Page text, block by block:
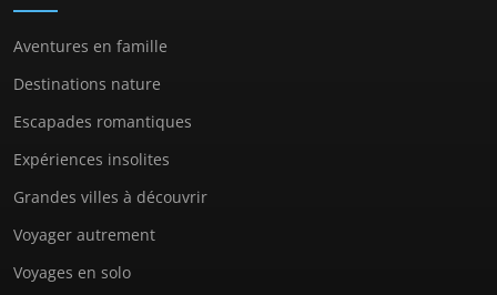
Aventures en famille
Destinations nature
Escapades romantiques
Expériences insolites
Grandes villes à découvrir
Voyager autrement
Voyages en solo